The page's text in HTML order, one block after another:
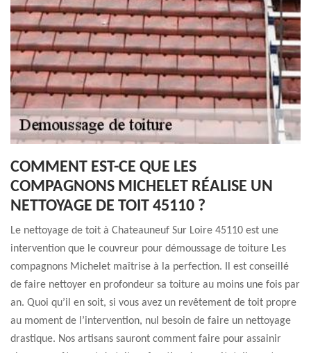
COMMENT EST-CE QUE LES
COMPAGNONS MICHELET RÉALISE UN
NETTOYAGE DE TOIT 45110 ?
Le nettoyage de toit à Chateauneuf Sur Loire 45110 est une
intervention que le couvreur pour démoussage de toiture Les
compagnons Michelet maîtrise à la perfection. Il est conseillé
de faire nettoyer en profondeur sa toiture au moins une fois par
an. Quoi qu’il en soit, si vous avez un revêtement de toit propre
au moment de l’intervention, nul besoin de faire un nettoyage
drastique. Nos artisans sauront comment faire pour assainir